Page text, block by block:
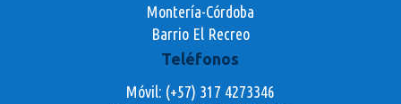
Montería-Córdoba
Barrio El Recreo
Teléfonos
Móvil: (+57) 317 4273346